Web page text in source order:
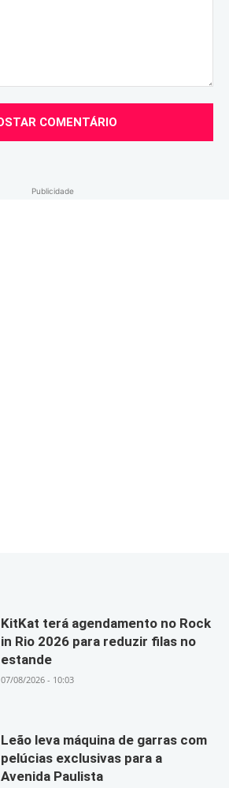
Publicidade
KitKat terá agendamento no Rock
in Rio 2026 para reduzir filas no
estande
07/08/2026 - 10:03
Leão leva máquina de garras com
pelúcias exclusivas para a
Avenida Paulista